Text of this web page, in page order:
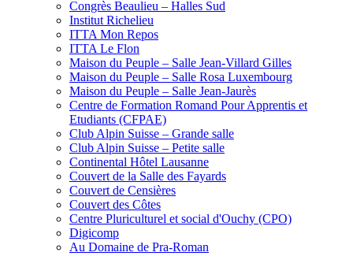
Congrès Beaulieu – Halles Sud
Institut Richelieu
ITTA Mon Repos
ITTA Le Flon
Maison du Peuple – Salle Jean-Villard Gilles
Maison du Peuple – Salle Rosa Luxembourg
Maison du Peuple – Salle Jean-Jaurès
Centre de Formation Romand Pour Apprentis et
Etudiants (CFPAE)
Club Alpin Suisse – Grande salle
Club Alpin Suisse – Petite salle
Continental Hôtel Lausanne
Couvert de la Salle des Fayards
Couvert de Censières
Couvert des Côtes
Centre Pluriculturel et social d'Ouchy (CPO)
Digicomp
Au Domaine de Pra-Roman